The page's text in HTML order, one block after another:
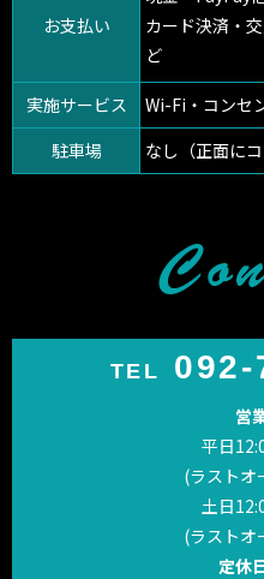
お支払い
カード決済・
ど
実施サービス
Wi-Fi・コンセ
駐車場
なし（正面に
TEL 092-
営
平日
(ラストオ
土日
(ラストオ
定休